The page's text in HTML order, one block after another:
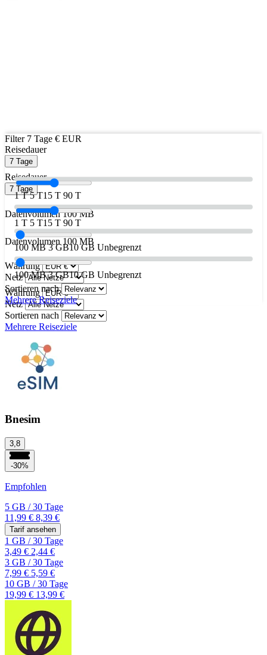
Filter 7 Tage € EUR
Reisedauer
7 Tage
1 T 5 T15 T 90 T
Datenvolumen 100 MB
100 MB 3 GB10 GB Unbegrenzt
Währung
Netz
Sortieren nach
Mehrere Reiseziele
Reisedauer
7 Tage
1 T 5 T15 T 90 T
Datenvolumen 100 MB
100 MB 3 GB10 GB Unbegrenzt
Währung
Netz
Sortieren nach
Mehrere Reiseziele
Bnesim
3,8
-30%
Empfohlen
5 GB /30 Tage
11,99 € 8,39 €
Tarif ansehen
1 GB /30 Tage
3,49 € 2,44 €
3 GB /30 Tage
7,99 € 5,59 €
10 GB /30 Tage
19,99 € 13,99 €